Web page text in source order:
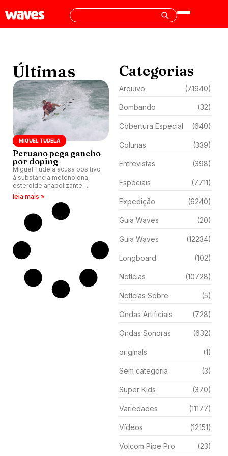
Últimas
MIGUEL TUDELA
Peruano pega gancho
por doping
Miguel Tudela acusa positivo
à substância metenolona,
esteroide anabolizante
incluído na lista de
substâncias proibidas da
World Anti-Doping Agency.
leia mais »
Categorias
Arquivo (71940)
Bombando (32)
Cobertura Especial (640)
Colunas (339)
Entrevistas (398)
Especiais (7711)
Expedição (6240)
Guia Waves (20)
Guia Waves (12234)
Longboard (102)
Notícias (10728)
Notícias Sobre (5)
Ondas Artificiais (728)
Ondas Sonoras (632)
originals (1)
Sem categoria (3)
Super Kids (370)
Variedades (11177)
Vídeos (12151)
Volcom Pipe Pro (23)